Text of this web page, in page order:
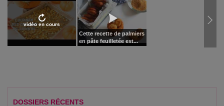
vidéo en cours
Cette recette de palmiers
en pâte feuilletée est...
DOSSIERS RÉCENTS